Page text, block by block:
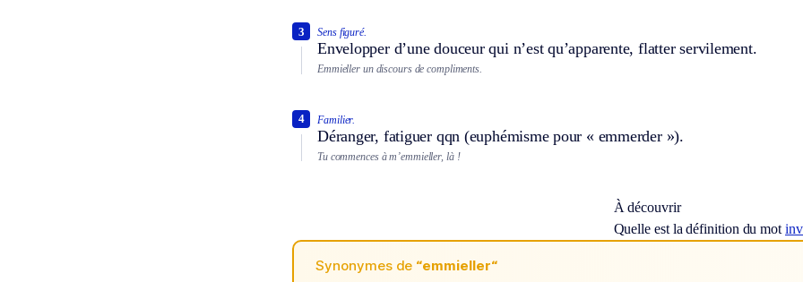
Sens figuré.
Envelopper d’une douceur qui n’est qu’apparente, flatter servilement.
3
Emmieller un discours de compliments.
Familier.
Déranger, fatiguer qqn (euphémisme pour « emmerder »).
4
Tu commences à m’emmieller, là !
À découvrir
Quelle est la définition du mot
Synonymes de “emmieller“